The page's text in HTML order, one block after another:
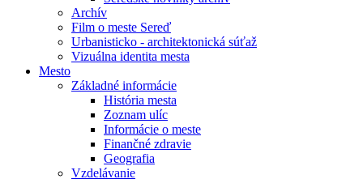
Archív
Film o meste Sereď
Urbanisticko - architektonická súťaž
Vizuálna identita mesta
Mesto
Základné informácie
História mesta
Zoznam ulíc
Informácie o meste
Finančné zdravie
Geografia
Vzdelávanie